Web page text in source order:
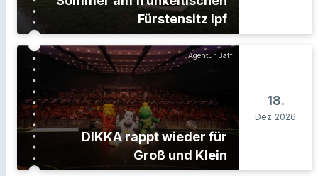
Fürstensitz Ipf
Agentur Baff
DIKKA rappt wieder für
Groß und Klein
18.
Dez 2026